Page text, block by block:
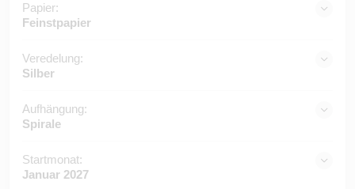
Papier:
Feinstpapier
Veredelung:
Silber
Aufhängung:
Spirale
Startmonat:
Januar 2027